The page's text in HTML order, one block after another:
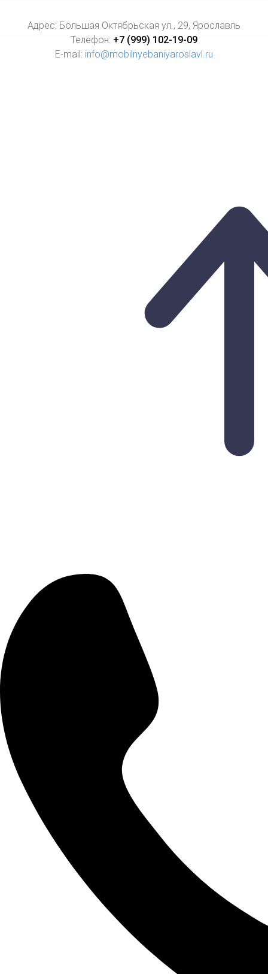
Адрес: Большая Октябрьская ул., 29, Ярославль
Телефон: +7 (999) 102-19-09
E-mail: info@mobilnyebaniyaroslavl.ru